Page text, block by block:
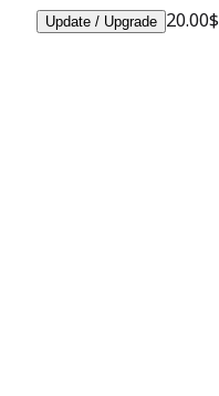
$20.00
Update / Upgrade